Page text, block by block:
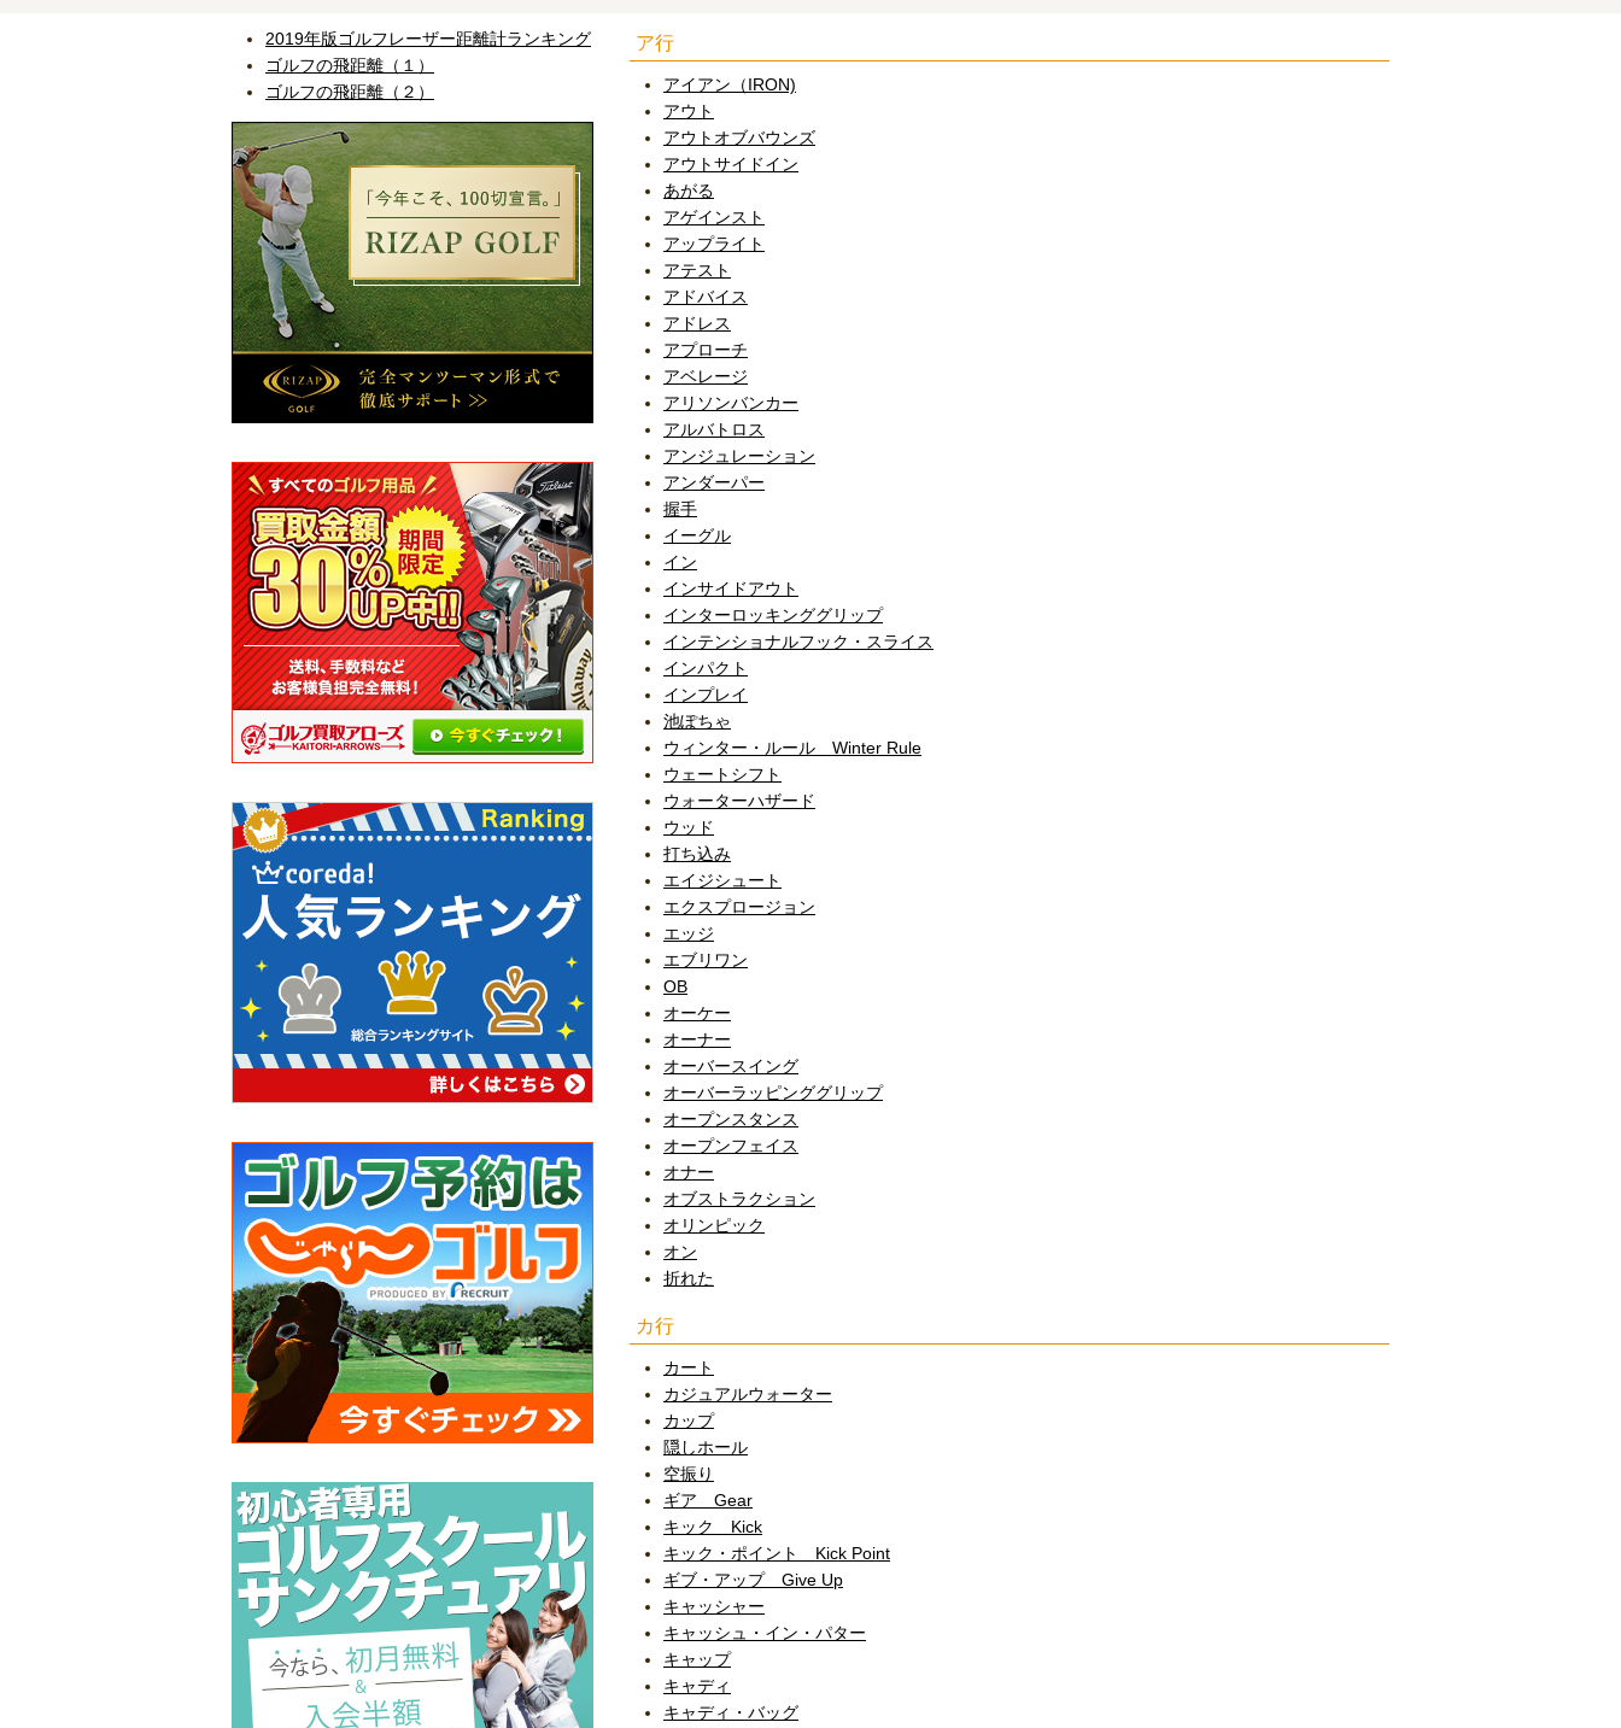
ア行
アイアン（IRON)
アウト
アウトオブバウンズ
アウトサイドイン
あがる
アゲインスト
アップライト
アテスト
アドバイス
アドレス
アプローチ
アベレージ
アリソンバンカー
アルバトロス
アンジュレーション
アンダーパー
握手
イーグル
イン
インサイドアウト
インターロッキンググリップ
インテンショナルフック・スライス
インパクト
インプレイ
池ぽちゃ
ウィンター・ルール Winter Rule
ウェートシフト
ウォーターハザード
ウッド
打ち込み
エイジシュート
エクスプロージョン
エッジ
エブリワン
OB
オーケー
オーナー
オーバースイング
オーバーラッピンググリップ
オープンスタンス
オープンフェイス
オナー
オブストラクション
オリンピック
オン
折れた
カ行
カート
カジュアルウォーター
カップ
隠しホール
空振り
ギア Gear
キック Kick
キック・ポイント Kick Point
ギブ・アップ Give Up
キャッシャー
キャッシュ・イン・パター
キャップ
キャディ
キャディ・バッグ
2019年版ゴルフレーザー距離計ランキング
ゴルフの飛距離（１）
ゴルフの飛距離（２）